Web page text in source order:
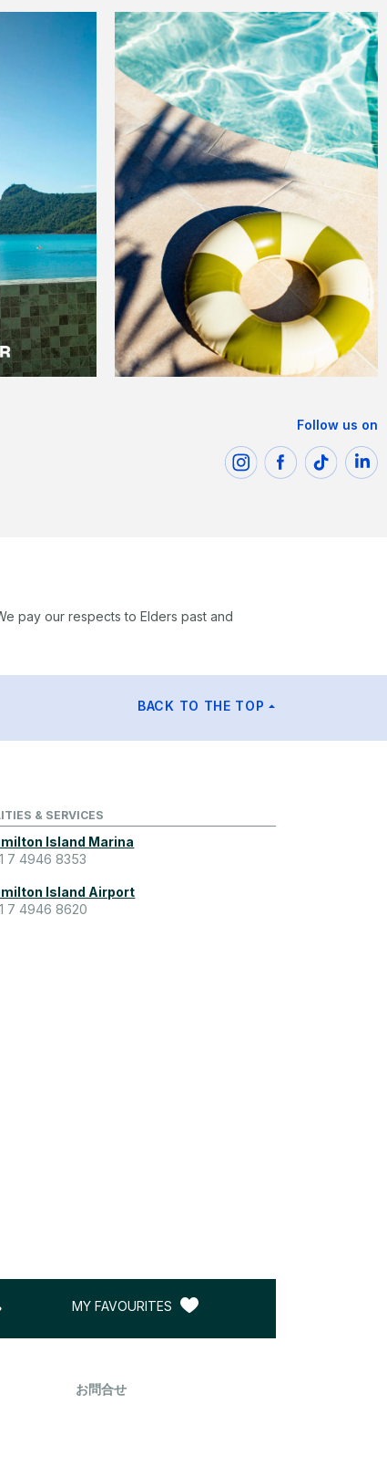
Follow us on
pay our respects to Elders past and
BACK TO THE TOP
& SERVICES
Island Marina
7 4946 8353
Island Airport
7 4946 8620
MY FAVOURITES
お問合せ